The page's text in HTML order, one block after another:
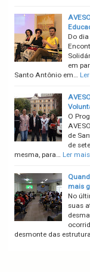
Do dia
em
Santo Antônio em…
O
de
de
mesma, para…
Ler mais
mais
No
suas
desmonte das